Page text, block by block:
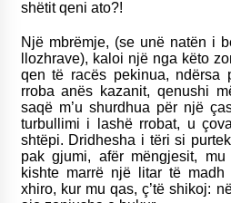
shëtit qeni ato?!
Një mbrëmje, (se unë natën i
llozhrave), kaloi një nga këto
qen të racës pekinua, ndërsa
rroba anës kazanit, qenushi
saqë m’u shurdhua për një
turbullimi i lashë rrobat, u
shtëpi. Dridhesha i tëri si
pak gjumi, afër mëngjesit,
kishte marrë një litar të
xhiro, kur mu qas, ç’të shikoj: